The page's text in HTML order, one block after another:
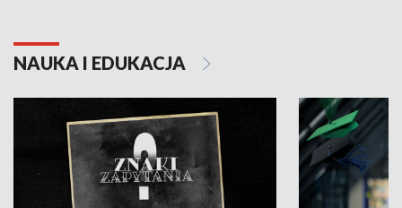
NAUKA I EDUKACJA